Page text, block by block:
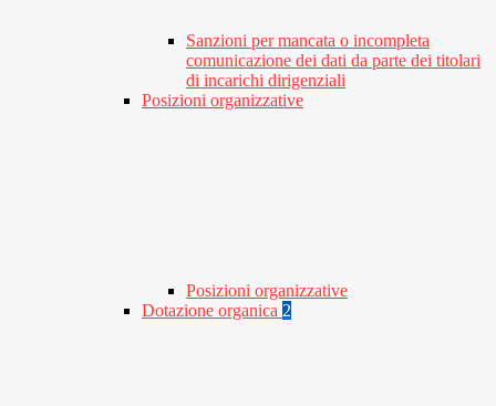
Sanzioni per mancata o incompleta
comunicazione dei dati da parte dei titolari
di incarichi dirigenziali
Posizioni organizzative
Posizioni organizzative
Dotazione organica 2